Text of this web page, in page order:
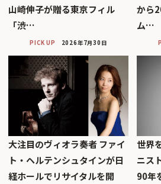
山崎伸子が贈る東京フィル
「渋…
PICK UP 2026年7月30日
から
ム…
大注目のヴィオラ奏者 ファイ
ト・ヘルテンシュタインが日
経ホールでリサイタルを開
世界
ニス
90年